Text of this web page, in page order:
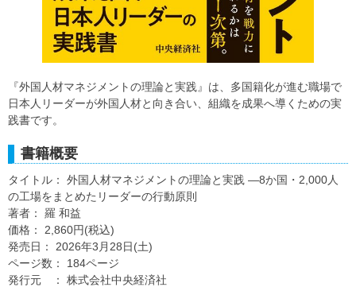
『外国人材マネジメントの理論と実践』は、多国籍化が進む職場で
日本人リーダーが外国人材と向き合い、組織を成果へ導くための実
践書です。
書籍概要
タイトル： 外国人材マネジメントの理論と実践 ―8か国・2,000人
の工場をまとめたリーダーの行動原則
著者： 羅 和益
価格： 2,860円(税込)
発売日： 2026年3月28日(土)
ページ数： 184ページ
発行元 ： 株式会社中央経済社